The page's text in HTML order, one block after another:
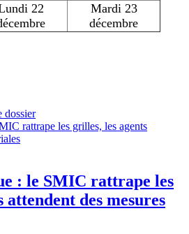
22
Mardi 23
décembre
dossier
: le SMIC rattrape les
attendent des mesures